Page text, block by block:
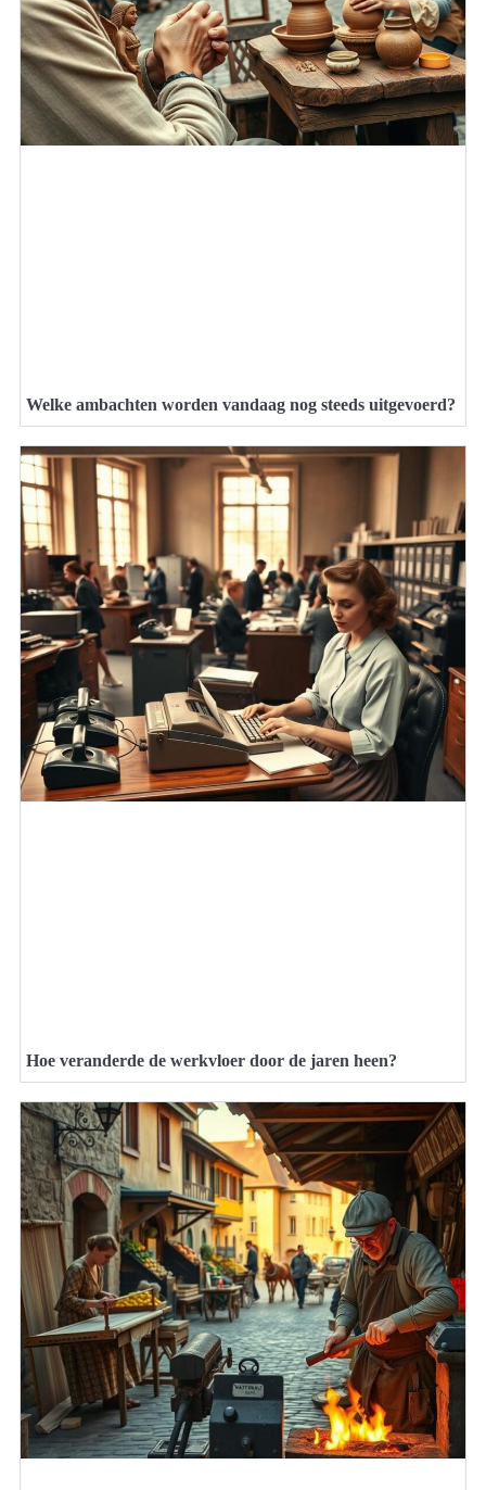
Welke ambachten worden vandaag nog steeds uitgevoerd?
Hoe veranderde de werkvloer door de jaren heen?